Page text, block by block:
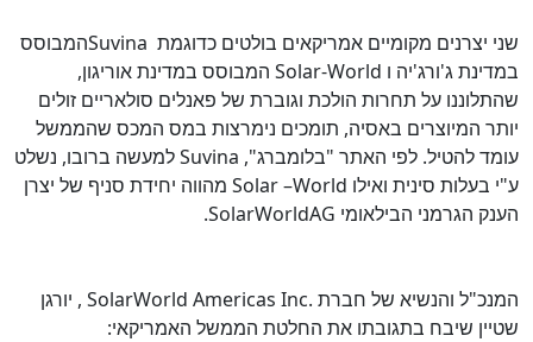
שני יצרנים מקומיים אמריקאים בולטים כדוגמת Suvinaהמבוסס
במדינת ג'ורג'יה ו Solar-World המבוסס במדינת אוריגון,
שהתלוננו על תחרות הולכת וגוברת של פאנלים סולאריים זולים
יותר המיוצרים באסיה, תומכים נימרצות במס המכס שהממשל
עומד להטיל. לפי האתר "בלומברג", Suvinaלמעשה ברובו, נשלט
ע"י בעלות סינית ואילו Solar –World מהווה יחידת סניף של יצרן
הענק הגרמני הבילאומי SolarWorldAG
.
המנכ"ל והנשיא של חברת SolarWorld Americas Inc. , יורגן
שטיין שיבח בתגובתו את החלטת הממשל האמריקאי: